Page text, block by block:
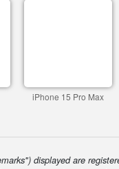
iPhone 15 Pro Max
displayed are